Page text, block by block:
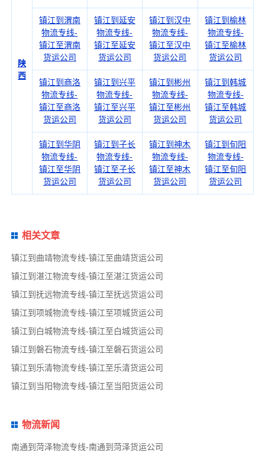
陕
西
镇江到渭南
物流专线-
镇江至渭南
货运公司
镇江到延安
物流专线-
镇江至延安
货运公司
镇江到汉中
物流专线-
镇江至汉中
货运公司
镇江到榆林
物流专线-
镇江至榆林
货运公司
镇江到商洛
物流专线-
镇江至商洛
货运公司
镇江到兴平
物流专线-
镇江至兴平
货运公司
镇江到彬州
物流专线-
镇江至彬州
货运公司
镇江到韩城
物流专线-
镇江至韩城
货运公司
镇江到华阴
物流专线-
镇江至华阴
货运公司
镇江到子长
物流专线-
镇江至子长
货运公司
镇江到神木
物流专线-
镇江至神木
货运公司
镇江到旬阳
物流专线-
镇江至旬阳
货运公司
相关文章
镇江到曲靖物流专线-镇江至曲靖货运公司
镇江到湛江物流专线-镇江至湛江货运公司
镇江到抚远物流专线-镇江至抚远货运公司
镇江到项城物流专线-镇江至项城货运公司
镇江到白城物流专线-镇江至白城货运公司
镇江到磐石物流专线-镇江至磐石货运公司
镇江到乐清物流专线-镇江至乐清货运公司
镇江到当阳物流专线-镇江至当阳货运公司
物流新闻
南通到菏泽物流专线-南通到菏泽货运公司